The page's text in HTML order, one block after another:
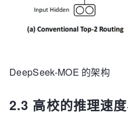
DeepSeek-MOE 的架构
2.3 高校的推理速